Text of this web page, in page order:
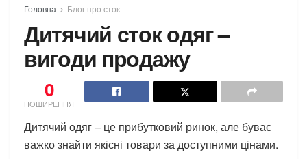
Головна Блог про сток
Дитячий сток одяг –
вигоди продажу
0
ПОШИРЕННЯ
Дитячий одяг – це прибутковий ринок, але буває
важко знайти якісні товари за доступними цінами.